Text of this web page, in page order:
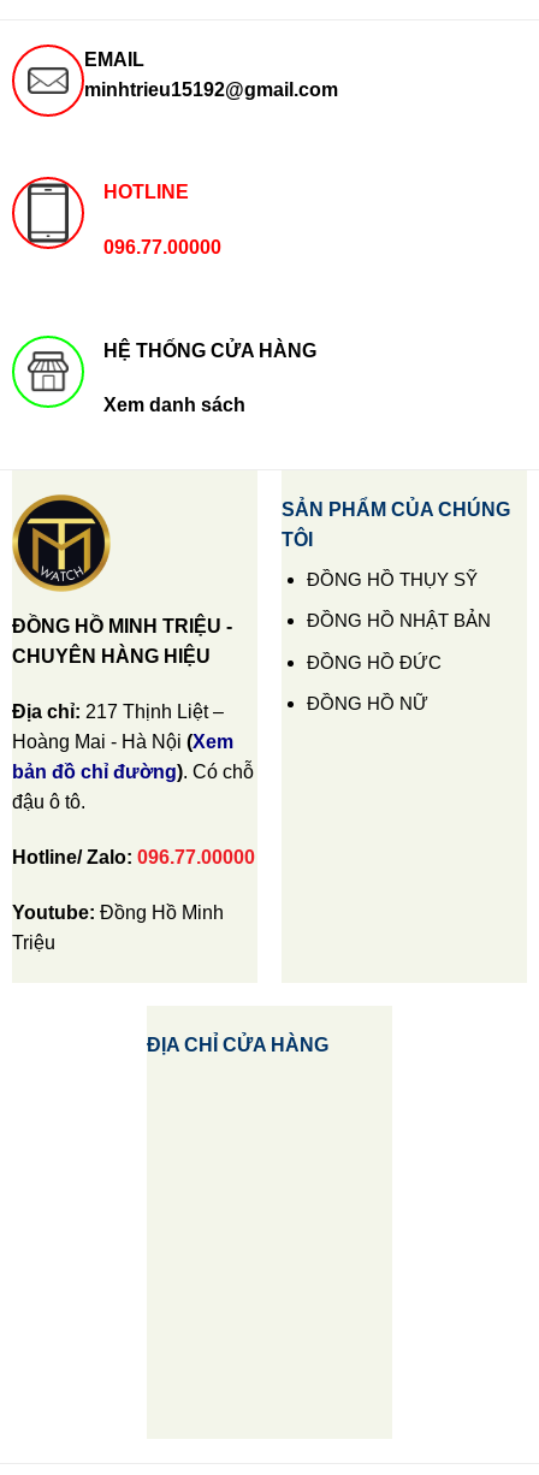
EMAIL
minhtrieu15192@gmail.com
HOTLINE
096.77.00000
HỆ THỐNG CỬA HÀNG
Xem danh sách
ĐỒNG HỒ MINH TRIỆU -
CHUYÊN HÀNG HIỆU
Địa chỉ: 217 Thịnh Liệt –
Hoàng Mai - Hà Nội (Xem
bản đồ chỉ đường). Có chỗ
đậu ô tô.
Hotline/ Zalo: 096.77.00000
Youtube: Đồng Hồ Minh
Triệu
SẢN PHẨM CỦA CHÚNG
TÔI
ĐỒNG HỒ THỤY SỸ
ĐỒNG HỒ NHẬT BẢN
ĐỒNG HỒ ĐỨC
ĐỒNG HỒ NỮ
ĐỊA CHỈ CỬA HÀNG